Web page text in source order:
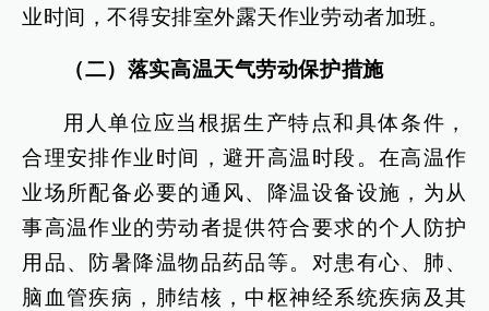
业时间，不得安排室外露天作业劳动者加班。
（二）落实高温天气劳动保护措施
用人单位应当根据生产特点和具体条件，
合理安排作业时间，避开高温时段。在高温作
业场所配备必要的通风、降温设备设施，为从
事高温作业的劳动者提供符合要求的个人防护
用品、防暑降温物品药品等。对患有心、肺、
脑血管疾病，肺结核，中枢神经系统疾病及其